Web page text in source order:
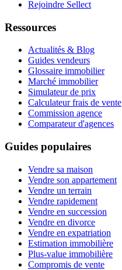
Rejoindre Sellect
Ressources
Actualités & Blog
Guides vendeurs
Glossaire immobilier
Marché immobilier
Simulateur de prix
Calculateur frais de vente
Commission agence
Comparateur d'agences
Guides populaires
Vendre sa maison
Vendre son appartement
Vendre un terrain
Vendre rapidement
Vendre en succession
Vendre en divorce
Vendre en expatriation
Estimation immobilière
Plus-value immobilière
Compromis de vente